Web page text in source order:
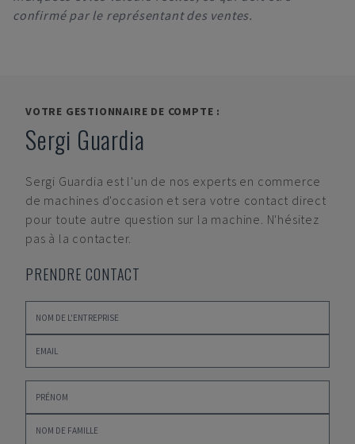
confirmé par le représentant des ventes.
VOTRE GESTIONNAIRE DE COMPTE :
Sergi Guardia
Sergi Guardia est l'un de nos experts en commerce
de machines d'occasion et sera votre contact direct
pour toute autre question sur la machine. N'hésitez
pas à la contacter.
PRENDRE CONTACT